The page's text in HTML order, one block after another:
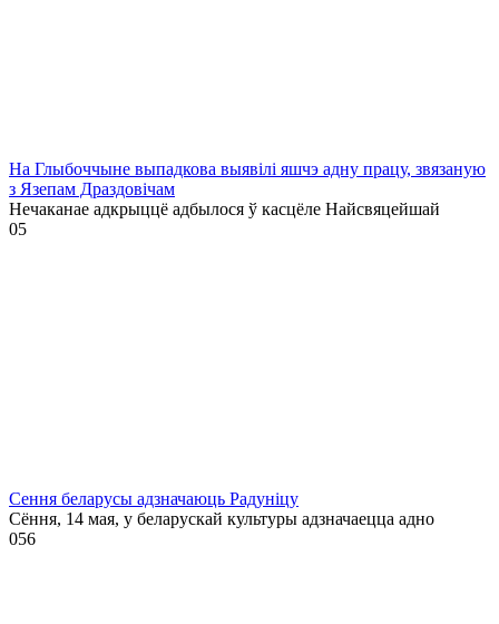
На Глыбоччыне выпадкова выявілі яшчэ адну працу, звязаную
з Язепам Драздовічам
Нечаканае адкрыццё адбылося ў касцёле Найсвяцейшай
05
Сення беларусы адзначаюць Радуніцу
Сёння, 14 мая, у беларускай культуры адзначаецца адно
056